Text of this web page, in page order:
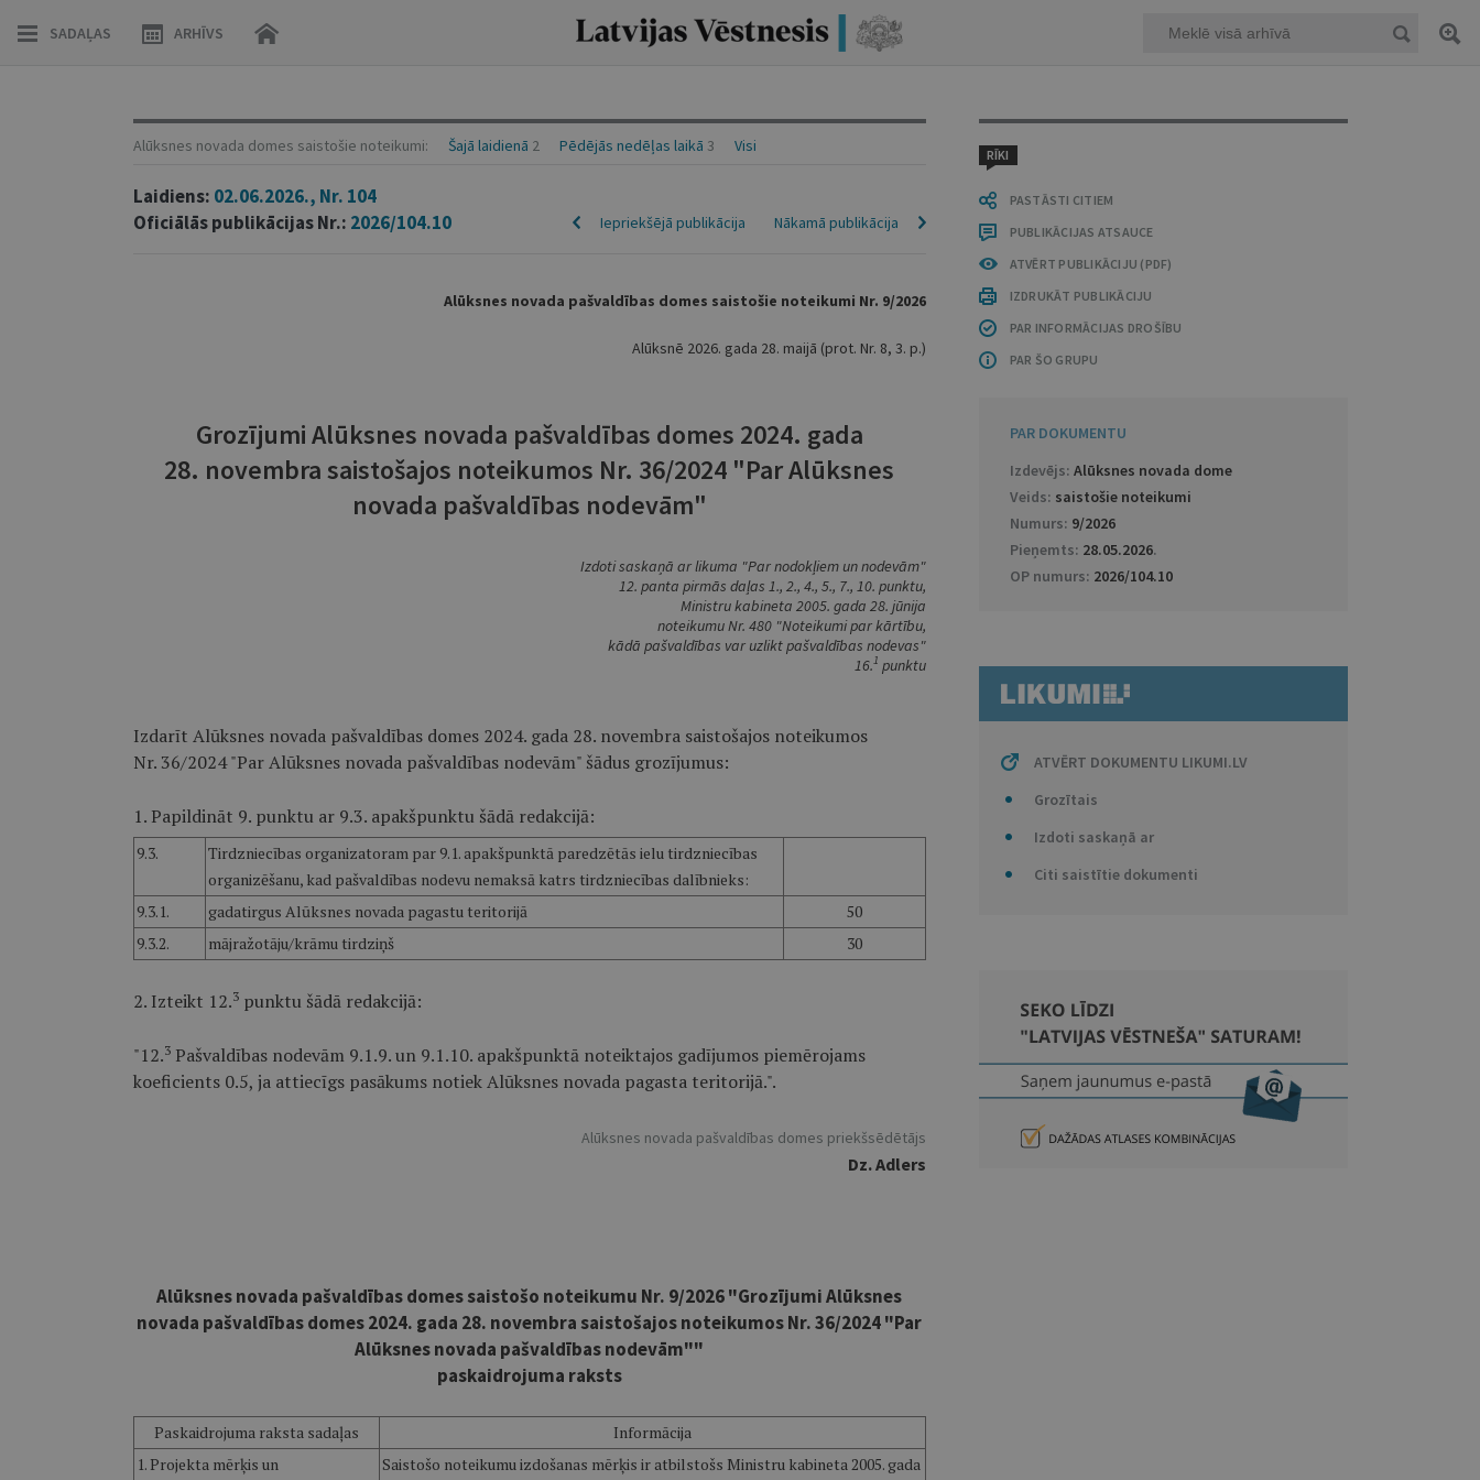
SADAĻAS ARHĪVS
RĪKI
PASTĀSTI CITIEM
PUBLIKĀCIJAS ATSAUCE
ATVĒRT PUBLIKĀCIJU (PDF)
IZDRUKĀT PUBLIKĀCIJU
PAR INFORMĀCIJAS DROŠĪBU
PAR ŠO GRUPU
PAR DOKUMENTU
Izdevējs: Alūksnes novada dome
Veids: saistošie noteikumi
Numurs: 9/2026
Pieņemts: 28.05.2026.
OP numurs: 2026/104.10
ATVĒRT DOKUMENTU LIKUMI.LV
Grozītais
Izdoti saskaņā ar
Citi saistītie dokumenti
Alūksnes novada domes saistošie noteikumi: Šajā laidienā 2 Pēdējās nedēļas laikā 3 Visi
Laidiens: 02.06.2026., Nr. 104
Oficiālās publikācijas Nr.: 2026/104.10 Nākamā publikācija
Iepriekšējā publikācija
Alūksnes novada pašvaldības domes saistošie noteikumi Nr. 9/2026
Alūksnē 2026. gada 28. maijā (prot. Nr. 8, 3. p.)
Grozījumi Alūksnes novada pašvaldības domes 2024. gada
28. novembra saistošajos noteikumos Nr. 36/2024 "Par Alūksnes
novada pašvaldības nodevām"
Izdoti saskaņā ar likuma "Par nodokļiem un nodevām"
12. panta pirmās daļas 1., 2., 4., 5., 7., 10. punktu,
Ministru kabineta 2005. gada 28. jūnija
noteikumu Nr. 480 "Noteikumi par kārtību,
kādā pašvaldības var uzlikt pašvaldības nodevas"
16.1 punktu
Izdarīt Alūksnes novada pašvaldības domes 2024. gada 28. novembra saistošajos noteikumos
Nr. 36/2024 "Par Alūksnes novada pašvaldības nodevām" šādus grozījumus:
1. Papildināt 9. punktu ar 9.3. apakšpunktu šādā redakcijā:
9.3.
Tirdzniecības organizatoram par 9.1. apakšpunktā paredzētās ielu tirdzniecības
organizēšanu, kad pašvaldības nodevu nemaksā katrs tirdzniecības dalībnieks:
9.3.1.
gadatirgus Alūksnes novada pagastu teritorijā
50
9.3.2.
mājražotāju/krāmu tirdziņš 30
2. Izteikt 12.3punktu šādā redakcijā:
"12.3Pašvaldības nodevām 9.1.9. un 9.1.10. apakšpunktā noteiktajos gadījumos piemērojams
koeficients 0.5, ja attiecīgs pasākums notiek Alūksnes novada pagasta teritorijā.".
Alūksnes novada pašvaldības domes priekšsēdētājs
Dz. Adlers
Alūksnes novada pašvaldības domes saistošo noteikumu Nr. 9/2026 "Grozījumi Alūksnes
novada pašvaldības domes 2024. gada 28. novembra saistošajos noteikumos Nr. 36/2024 "Par
Alūksnes novada pašvaldības nodevām""
paskaidrojuma raksts
Paskaidrojuma raksta sadaļas
Informācija
1. Projekta mērķis un
Saistošo noteikumu izdošanas mērķis ir atbilstošs Ministru kabineta 2005. gada